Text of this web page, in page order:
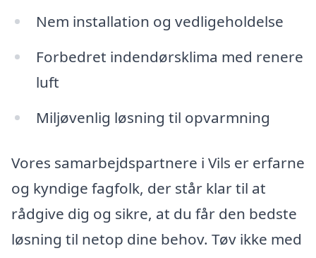
Nem installation og vedligeholdelse
Forbedret indendørsklima med renere
luft
Miljøvenlig løsning til opvarmning
Vores samarbejdspartnere i Vils er erfarne
og kyndige fagfolk, der står klar til at
rådgive dig og sikre, at du får den bedste
løsning til netop dine behov. Tøv ikke med